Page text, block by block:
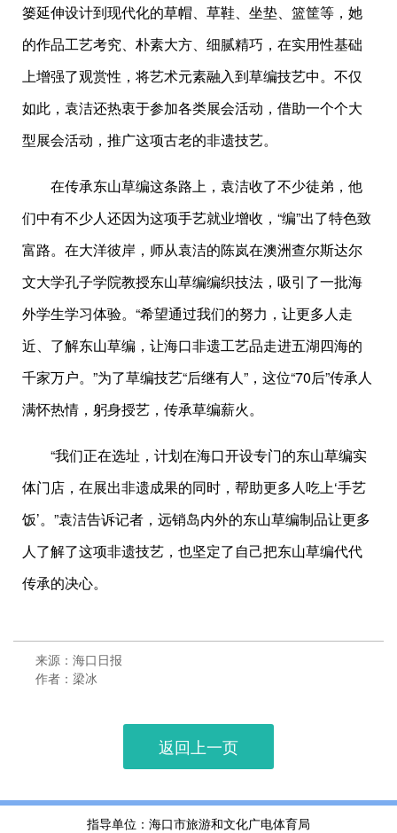
篓延伸设计到现代化的草帽、草鞋、坐垫、篮筐等，她
的作品工艺考究、朴素大方、细腻精巧，在实用性基础
上增强了观赏性，将艺术元素融入到草编技艺中。不仅
如此，袁洁还热衷于参加各类展会活动，借助一个个大
型展会活动，推广这项古老的非遗技艺。
在传承东山草编这条路上，袁洁收了不少徒弟，他
们中有不少人还因为这项手艺就业增收，“编”出了特色致
富路。在大洋彼岸，师从袁洁的陈岚在澳洲查尔斯达尔
文大学孔子学院教授东山草编编织技法，吸引了一批海
外学生学习体验。“希望通过我们的努力，让更多人走
近、了解东山草编，让海口非遗工艺品走进五湖四海的
千家万户。”为了草编技艺“后继有人”，这位“70后”传承人
满怀热情，躬身授艺，传承草编薪火。
“我们正在选址，计划在海口开设专门的东山草编实
体门店，在展出非遗成果的同时，帮助更多人吃上‘手艺
饭’。”袁洁告诉记者，远销岛内外的东山草编制品让更多
人了解了这项非遗技艺，也坚定了自己把东山草编代代
传承的决心。
来源：海口日报
作者：梁冰
返回上一页
指导单位：海口市旅游和文化广电体育局